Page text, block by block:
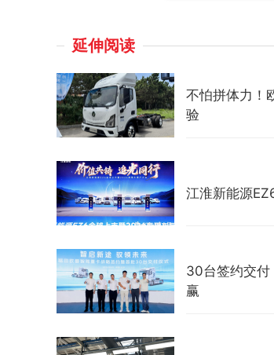
延伸阅读
不怕拼体力！
验
江淮新能源
30台签约交付
赢